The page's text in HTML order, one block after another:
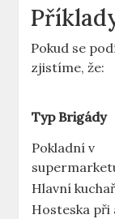
Pokud se
zjistíme, že:
Typ Brigády
Pokladní v
Hlavní kuchař
Hosteska při